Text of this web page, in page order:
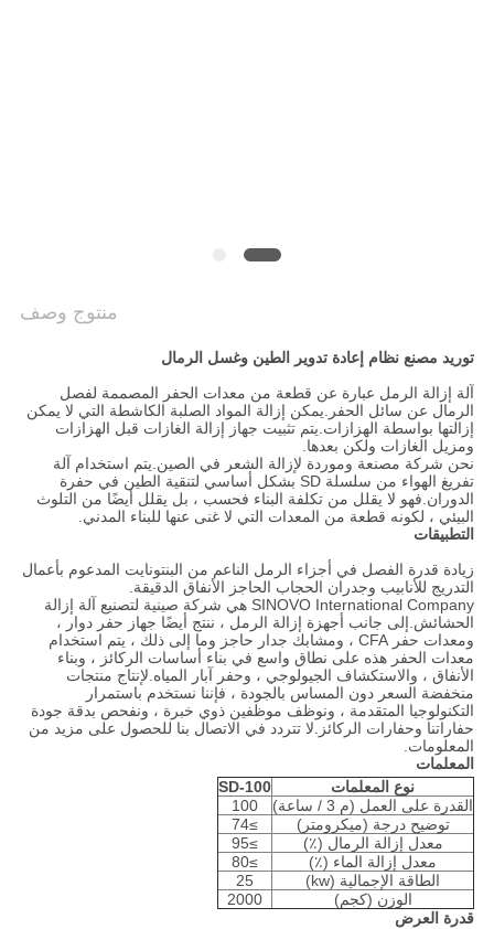
منتوج وصف
توريد مصنع نظام إعادة تدوير الطين وغسل الرمال
آلة إزالة الرمل عبارة عن قطعة من معدات الحفر المصممة لفصل
الرمال عن سائل الحفر.يمكن إزالة المواد الصلبة الكاشطة التي لا يمكن
إزالتها بواسطة الهزازات.يتم تثبيت جهاز إزالة الغازات قبل الهزازات
ومزيل الغازات ولكن بعدها.
نحن شركة مصنعة وموردة لإزالة الشعر في الصين.يتم استخدام آلة
تفريغ الهواء من سلسلة SD بشكل أساسي لتنقية الطين في حفرة
الدوران.فهو لا يقلل من تكلفة البناء فحسب ، بل يقلل أيضًا من التلوث
البيئي ، لكونه قطعة من المعدات التي لا غنى عنها للبناء المدني.
التطبيقات
زيادة قدرة الفصل في أجزاء الرمل الناعم من البنتونايت المدعوم بأعمال
التدريج للأنابيب وجدران الحجاب الحاجز الأنفاق الدقيقة.
SINOVO International Company هي شركة صينية لتصنيع آلة إزالة
الحشائش.إلى جانب أجهزة إزالة الرمل ، ننتج أيضًا جهاز حفر دوار ،
ومعدات حفر CFA ، ومشابك جدار حاجز وما إلى ذلك ، يتم استخدام
معدات الحفر هذه على نطاق واسع في بناء أساسات الركائز ، وبناء
الأنفاق ، والاستكشاف الجيولوجي ، وحفر آبار المياه.لإنتاج منتجات
منخفضة السعر دون المساس بالجودة ، فإننا نستخدم باستمرار
التكنولوجيا المتقدمة ، ونوظف موظفين ذوي خبرة ، ونفحص بدقة جودة
حفاراتنا وحفارات الركائز.لا تتردد في الاتصال بنا للحصول على مزيد من
المعلومات.
المعلمات
نوع المعلمات
SD-100
القدرة على العمل (م 3 / ساعة)
100
توضيح درجة (ميكرومتر)
≥74
معدل إزالة الرمال (٪)
≥95
معدل إزالة الماء (٪)
≥80
الطاقة الإجمالية (kw)
25
الوزن (كجم)
2000
قدرة العرض